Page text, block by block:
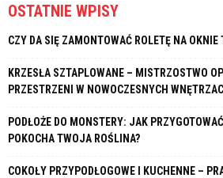
OSTATNIE WPISY
CZY DA SIĘ ZAMONTOWAĆ ROLETĘ NA
KRZESŁA SZTAPLOWANE – MISTRZOSTWO
PRZESTRZENI W NOWOCZESNYCH
PODŁOŻE DO MONSTERY: JAK
POKOCHA TWOJA ROŚLINA?
COKOŁY PRZYPODŁOGOWE I KUCHENNE –